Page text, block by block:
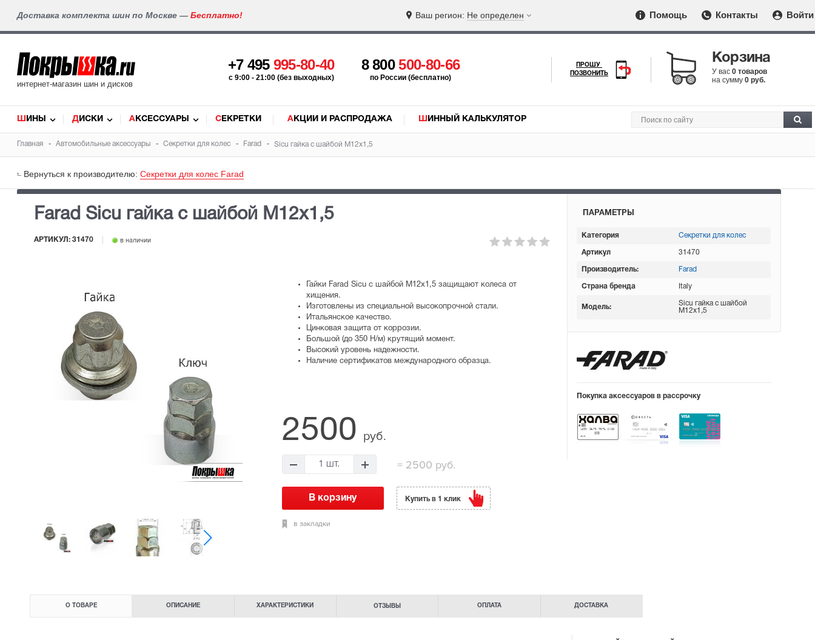
Доставка комплекта шин по Москве — Бесплатно! Ваш регион: Не определен Помощь Контакты Войти
интернет-магазин шин и дисков
+7 495 995-80-40
c 9:00 - 21:00 (без выходных)
8 800500-80-66
по России (бесплатно)
ПРОШУ
ПОЗВОНИТЬ
Корзина
У вас 0 товаров
на сумму 0 руб.
ШИНЫ ДИСКИ АКСЕССУАРЫ СЕКРЕТКИ АКЦИИ И РАСПРОДАЖА ШИННЫЙ КАЛЬКУЛЯТОР
Главная Автомобильные аксессуары Секретки для колес Farad Sicu гайка с шайбой М12x1,5
Вернуться к производителю: Секретки для колес Farad
Farad Sicu гайка с шайбой М12x1,5
АРТИКУЛ: 31470 в наличии
Гайки Farad Sicu с шайбой М12x1,5 защищают колеса от
хищения.
Изготовлены из специальной высокопрочной стали.
Итальянское качество.
Цинковая защита от коррозии.
Большой (до 350 Н/м) крутящий момент.
Высокий уровень надежности.
Наличие сертификатов международного образца.
2500 руб.
= 2500 руб.
в закладки
Купить в 1 клик
ПАРАМЕТРЫ
Категория Секретки для колес
Артикул 31470
Производитель: Farad
Страна бренда Italy
Модель:
Sicu гайка с шайбой
М12x1,5
Покупка аксессуаров в рассрочку
О ТОВАРЕ ОПИСАНИЕ ХАРАКТЕРИСТИКИ ОТЗЫВЫ ОПЛАТА ДОСТАВКА